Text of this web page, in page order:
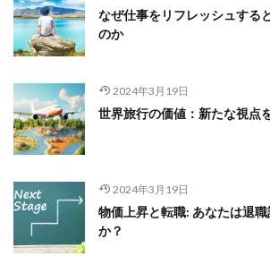
なぜ仕事をリフレッシュする
のか
2024年3月19日
世界旅行の価値：新たな視点
2024年3月19日
物価上昇と転職: あなたは退
か？